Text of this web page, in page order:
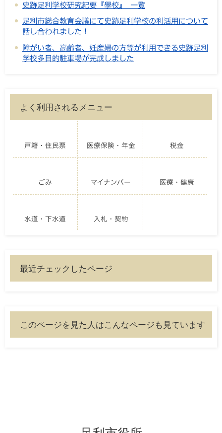
史跡足利学校研究紀要『學校』 一覧
足利市総合教育会議にて史跡足利学校の利活用について
話し合われました！
障がい者、高齢者、妊産婦の方等が利用できる史跡足利
学校多目的駐車場が完成しました
よく利用されるメニュー
戸籍・住民票 医療保険・年金 税金
ごみ マイナンバー 医療・健康
水道・下水道 入札・契約
最近チェックしたページ
このページを見た人はこんなページも見ています